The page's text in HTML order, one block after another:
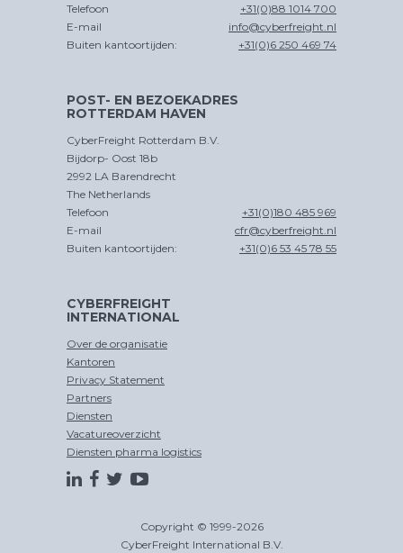
Telefoon
+31(0)88 1014 700
E-mail
info@cyberfreight.nl
Buiten kantoortijden:
+31(0)6 250 469 74
POST- EN BEZOEKADRES
ROTTERDAM HAVEN
CyberFreight Rotterdam B.V.
Bijdorp- Oost 18b
2992 LA Barendrecht
The Netherlands
Telefoon
+31(0)180 485 969
E-mail
cfr@cyberfreight.nl
Buiten kantoortijden:
+31(0)6 53 45 78 55
CYBERFREIGHT
INTERNATIONAL
Over de organisatie
Kantoren
Privacy Statement
Partners
Diensten
Vacatureoverzicht
Diensten pharma logistics
Copyright © 1999-2026
CyberFreight International B.V.